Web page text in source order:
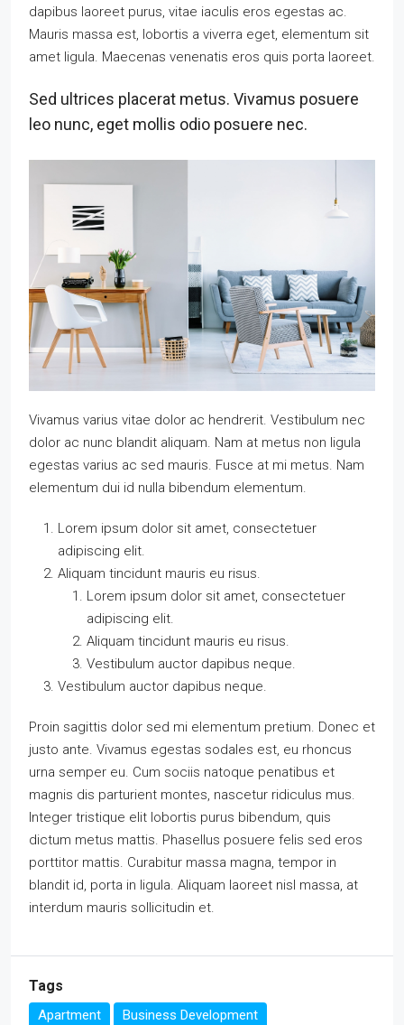
dapibus laoreet purus, vitae iaculis eros egestas ac.
Mauris massa est, lobortis a viverra eget, elementum sit
amet ligula. Maecenas venenatis eros quis porta laoreet.
Sed ultrices placerat metus. Vivamus posuere
leo nunc, eget mollis odio posuere nec.
Vivamus varius vitae dolor ac hendrerit. Vestibulum nec
dolor ac nunc blandit aliquam. Nam at metus non ligula
egestas varius ac sed mauris. Fusce at mi metus. Nam
elementum dui id nulla bibendum elementum.
Lorem ipsum dolor sit amet, consectetuer
adipiscing elit.
Aliquam tincidunt mauris eu risus.
Lorem ipsum dolor sit amet, consectetuer
adipiscing elit.
Aliquam tincidunt mauris eu risus.
Vestibulum auctor dapibus neque.
Vestibulum auctor dapibus neque.
Proin sagittis dolor sed mi elementum pretium. Donec et
justo ante. Vivamus egestas sodales est, eu rhoncus
urna semper eu. Cum sociis natoque penatibus et
magnis dis parturient montes, nascetur ridiculus mus.
Integer tristique elit lobortis purus bibendum, quis
dictum metus mattis. Phasellus posuere felis sed eros
porttitor mattis. Curabitur massa magna, tempor in
blandit id, porta in ligula. Aliquam laoreet nisl massa, at
interdum mauris sollicitudin et.
Tags
Apartment
Business Development